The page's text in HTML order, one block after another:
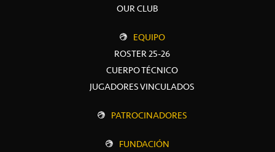
OUR CLUB
EQUIPO
ROSTER 25-26
CUERPO TÉCNICO
JUGADORES VINCULADOS
PATROCINADORES
FUNDACIÓN